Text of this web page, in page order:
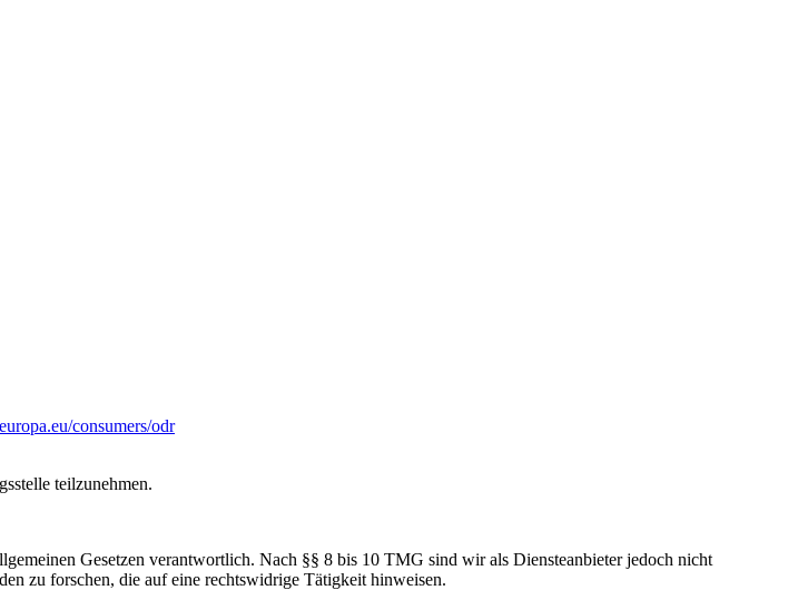
consumers/odr
teilzunehmen.
Gesetzen verantwortlich. Nach §§ 8 bis 10 TMG sind wir als Diensteanbieter jedoch nicht
zu forschen, die auf eine rechtswidrige Tätigkeit hinweisen.